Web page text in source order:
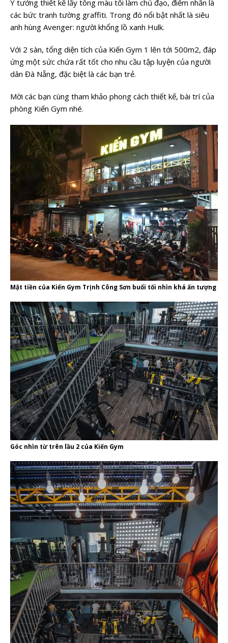
Ý tưởng thiết kế lấy tông màu tối làm chủ đạo, điểm nhấn là
các bức tranh tường graffiti. Trong đó nổi bật nhất là siêu
anh hùng Avenger: người khổng lồ xanh Hulk.
Với 2 sàn, tổng diện tích của Kiến Gym 1 lên tới 500m2, đáp
ứng một sức chứa rất tốt cho nhu cầu tập luyện của người
dân Đà Nẵng, đặc biệt là các bạn trẻ.
Mời các bạn cùng tham khảo phong cách thiết kế, bài trí của
phòng Kiến Gym nhé.
Mặt tiền của Kiến Gym Trịnh Công Sơn buổi tối nhìn khá ấn tượng
Góc nhìn từ trên lầu 2 của Kiến Gym